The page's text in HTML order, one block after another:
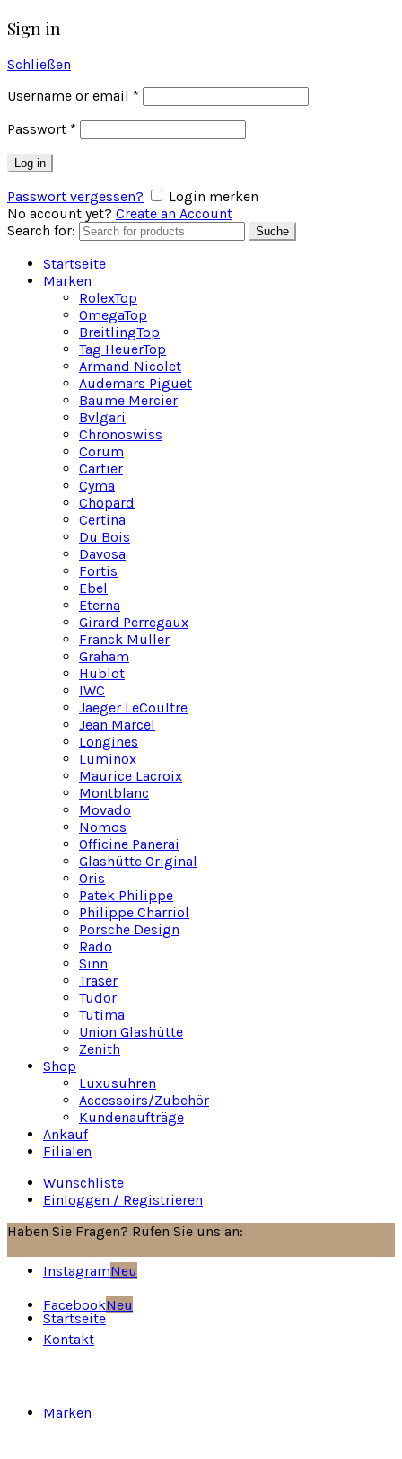
Sign in
Schließen
Username or email *
Passwort *
Log in
Passwort vergessen?
Login merken
No account yet? Create an Account
Search for:
Suche
Startseite
Marken
RolexTop
OmegaTop
BreitlingTop
Tag HeuerTop
Armand Nicolet
Audemars Piguet
Baume Mercier
Bvlgari
Chronoswiss
Corum
Cartier
Cyma
Chopard
Certina
Du Bois
Davosa
Fortis
Ebel
Eterna
Girard Perregaux
Franck Muller
Graham
Hublot
IWC
Jaeger LeCoultre
Jean Marcel
Longines
Luminox
Maurice Lacroix
Montblanc
Movado
Nomos
Officine Panerai
Glashütte Original
Oris
Patek Philippe
Philippe Charriol
Porsche Design
Rado
Sinn
Traser
Tudor
Tutima
Union Glashütte
Zenith
Shop
Luxusuhren
Accessoirs/Zubehör
Kundenaufträge
Ankauf
Filialen
Wunschliste
Einloggen / Registrieren
Haben Sie Fragen? Rufen Sie uns an:
InstagramNeu
FacebookNeu
Kontakt
Startseite
Marken